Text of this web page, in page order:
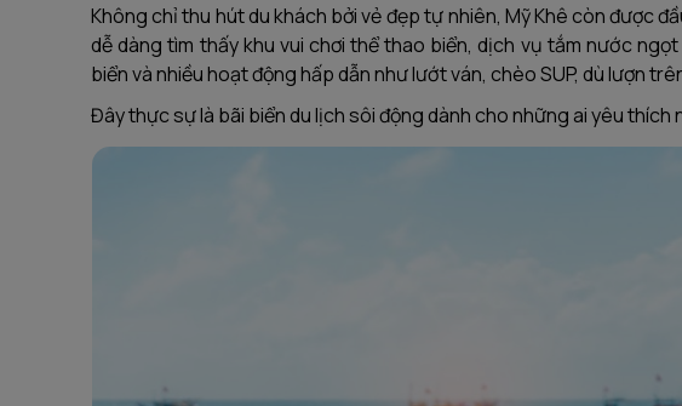
Không chỉ thu hút du khách bởi vẻ đẹp tự nhiên, Mỹ Khê còn được
dễ dàng tìm thấy khu vui chơi thể thao biển, dịch vụ tắm nước
biển và nhiều hoạt động hấp dẫn như lướt ván, chèo SUP, dù lượn
Đây thực sự là bãi biển du lịch sôi động dành cho những ai yêu